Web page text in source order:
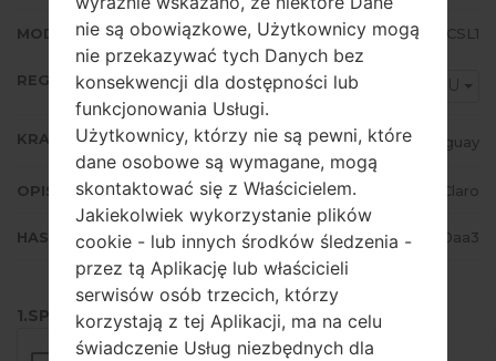
MODEM/CP WERSJA J710MNUBS4CSL1
REGION CTU
KRAJ Uruguay
OPIS Claro
HASH 3977cd41d584bf458b0dcd1ab2490aa3
1.SPRAWDŹ RECAPTCHA
nie są obowiązkowe, Użytkownicy mogą
nie przekazywać tych Danych bez
konsekwencji dla dostępności lub
funkcjonowania Usługi.
Użytkownicy, którzy nie są pewni, które
dane osobowe są wymagane, mogą
skontaktować się z Właścicielem.
Jakiekolwiek wykorzystanie plików
cookie - lub innych środków śledzenia -
przez tą Aplikację lub właścicieli
serwisów osób trzecich, którzy
korzystają z tej Aplikacji, ma na celu
świadczenie Usług niezbędnych dla